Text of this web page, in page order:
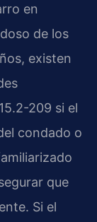
en
de los
existen
209 si el
condado o
que
Si el